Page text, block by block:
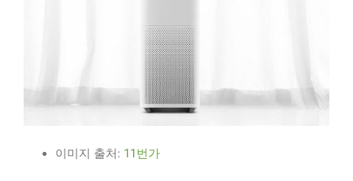
이미지 출처: 11번가